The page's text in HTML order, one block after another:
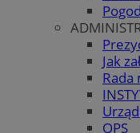
Jak
Rada
OPS